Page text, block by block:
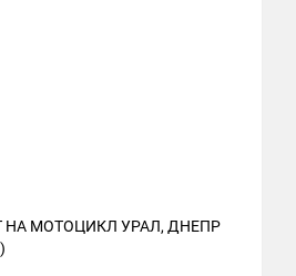
НА МОТОЦИКЛ УРАЛ, ДНЕПР